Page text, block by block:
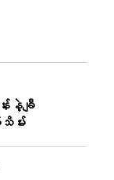
နဲ့ချီ
သိမ်း